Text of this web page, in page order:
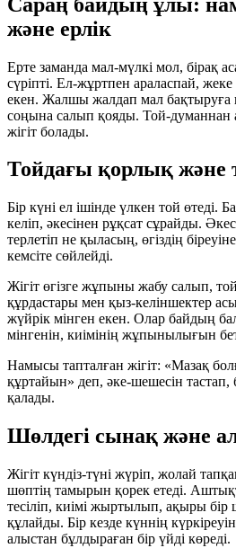
және ерлік
Ерте заманда мал-мүлкі мол, бірақ
сүріпті. Ел-жұртпен араласпай,
екен. Жалшы жалдап мал
соңына салып қояды. Той-думаннан
жігіт болады.
Тойдағы қорлық және
Бір күні ел ішінде үлкен той өтеді.
келіп, әкесінен рұқсат сұрайды.
терлетіп не қыласың, өгіздің
кемсіте сөйлейді.
Жігіт өгізге жұпыны жабу салып,
құрдастары мен қыз-келіншектер
жүйрік мінген екен. Олар байдың
мінгенін, киімінің жұпынылығын
Намысы тапталған жігіт: «Мазақ
құртайын» деп, әке-шешесін тастап,
қалады.
Шөлдегі сынақ және
Жігіт күндіз-түні жүріп, жолай
шөптің тамырын қорек етеді.
тесіліп, киімі жыртылып, ақыры бір
құлайды. Бір кезде күннің
алыстан бұлдыраған бір үйді көреді.